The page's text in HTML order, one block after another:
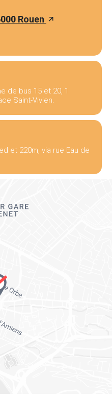
Rouen
de bus 15 et 20, 1
Saint-Vivien.
et 220m, via rue Eau de